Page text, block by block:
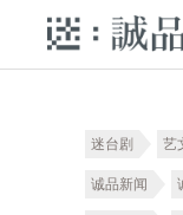
迷台剧 艺
诚品新闻